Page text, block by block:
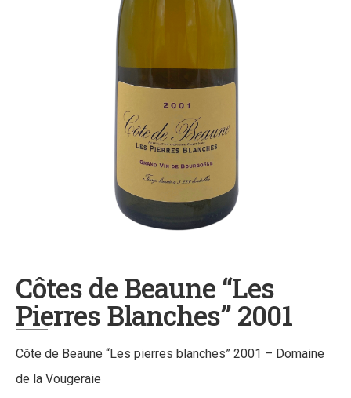
Côtes de Beaune “Les
Pierres Blanches” 2001
Côte de Beaune “Les pierres blanches” 2001 – Domaine
de la Vougeraie